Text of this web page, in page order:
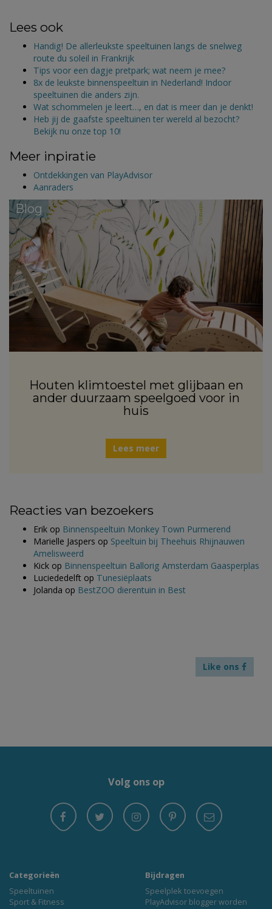
Lees ook
Handig! De allerleukste speeltuinen langs de snelweg
route du soleil in Frankrijk
Tips voor een dagje pretpark; wat neem je mee?
8x de leukste binnenspeeltuin in Nederland! Indoor
speeltuinen die anders zijn.
Wat schommelen je leert…, en dat is meer dan je denkt!
Heb jij de gaafste speeltuinen ter wereld al bezocht?
Bekijk nu onze top 10!
Meer inpiratie
Ontdekkingen van PlayAdvisor
Aanraders
Blog
Houten klimtoestel met glijbaan en
ander duurzaam speelgoed voor in
huis
Lees meer
Reacties van bezoekers
Erik op Binnenspeeltuin Monkey Town Purmerend
Marielle Jaspers op Speeltuin bij Theehuis Rhijnauwen
Amelisweerd
Kick op Binnenspeeltuin Ballorig Amsterdam Gaasperplas
Luciededelft op Tunesiëplaats
Jolanda op BestZOO dierentuin in Best
Like ons
Volg ons op
Categorieën
Speeltuinen
Sport & Fitness
Bijdragen
Speelplek toevoegen
PlayAdvisor blogger worden